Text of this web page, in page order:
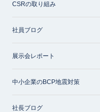
CSRの取り組み
社員ブログ
展示会レポート
中小企業のBCP地震対策
社長ブログ